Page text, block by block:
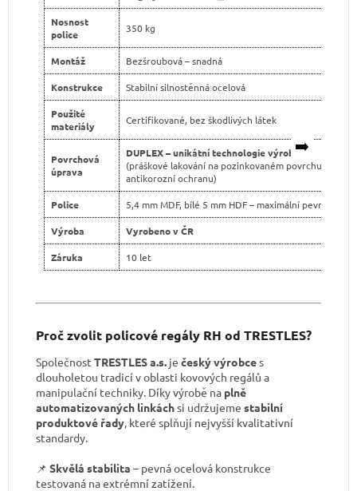
➡️
Nosnost
police
350 kg
Montáž Bezšroubová – snadná
Konstrukce Stabilní silnostěnná ocelová
Použité
materiály
Certifikované, bez škodlivých látek
Povrchová
úprava
DUPLEX – unikátní technologie výroby
(práškové lakování na pozinkovaném povrchu pro
antikorozní ochranu)
Police 5,4 mm MDF, bílé 5 mm HDF – maximální pevnost
Výroba Vyrobeno v ČR
Záruka 10 let
Proč zvolit policové regály RH od TRESTLES?
Společnost TRESTLES a.s. je český výrobces
dlouholetou tradicí v oblasti kovových regálů a
manipulační techniky. Díky výrobě na plně
automatizovaných linkáchsi udržujeme stabilní
produktové řady, které splňují nejvyšší kvalitativní
standardy.
📌 Skvělá stabilita – pevná ocelová konstrukce
testovaná na extrémní zatížení.